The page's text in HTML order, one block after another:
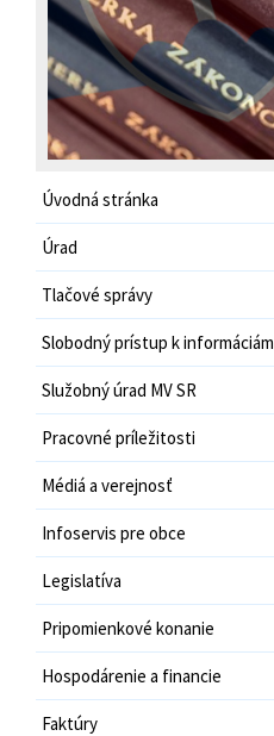
Úvodná stránka
Úrad
Tlačové správy
Slobodný prístup k informáciám
Služobný úrad MV SR
Pracovné príležitosti
Médiá a verejnosť
Infoservis pre obce
Legislatíva
Pripomienkové konanie
Hospodárenie a financie
Faktúry